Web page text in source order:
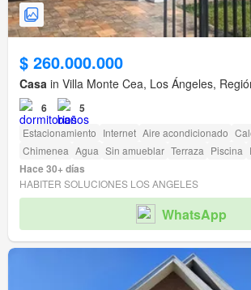
$ 260.000.000
Casa in Villa Monte Cea, Los Ángeles,
6 5
Estacionamiento Internet Aire acondicionado
Chimenea Agua Sin amueblar Terraza Piscina
Hace 30+ días
HABITER SOLUCIONES LOS ANGELES
WhatsApp